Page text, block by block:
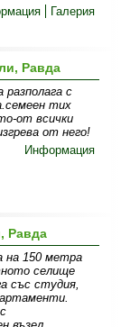
Галерия
Равда
с
тих
от всички
от него!
Информация
Равда
на 150 метра
селище
със студия,